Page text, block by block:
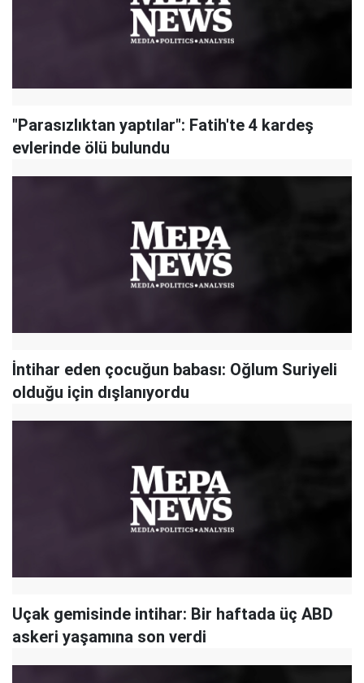
"Parasızlıktan yaptılar": Fatih'te 4 kardeş
evlerinde ölü bulundu
İntihar eden çocuğun babası: Oğlum Suriyeli
olduğu için dışlanıyordu
Uçak gemisinde intihar: Bir haftada üç ABD
askeri yaşamına son verdi